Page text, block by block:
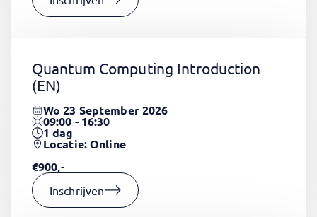
Quantum Computing Introduction
(EN)
Wo 23 September 2026
09:00 - 16:30
1dag
Locatie: Online
€900,-
Inschrijven